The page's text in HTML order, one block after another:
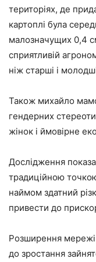
територіях, де
картоплі була
малозначущих 0,4
сприятливій
ніж старші і
Також михайло
гендерних
жінок і ймовірне
Дослідження
традиційною
наймом здатний
привести до
Розширення
до зростання